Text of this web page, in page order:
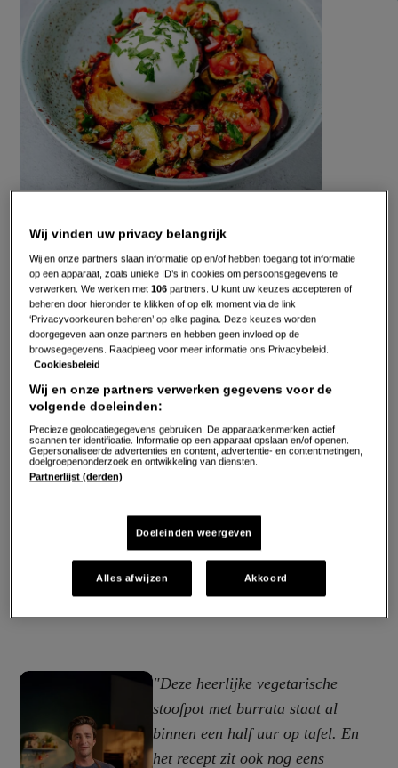
"Deze heerlijke vegetarische
stoofpot met burrata staat al
binnen een half uur op tafel. En
het recept zit ook nog eens
Wij vinden uw privacy belangrijk
Wij en onze partners slaan informatie op en/of hebben toegang tot informatie
op een apparaat, zoals unieke ID’s in cookies om persoonsgegevens te
verwerken. We werken met106 partners. U kunt uw keuzes accepteren of
beheren door hieronder te klikken of op elk moment via de link
‘Privacyvoorkeuren beheren’ op elke pagina. Deze keuzes worden
doorgegeven aan onze partners en hebben geen invloed op de
browsegegevens. Raadpleeg voor meer informatie ons Privacybeleid.
Cookiesbeleid
Wij en onze partners verwerken gegevens voor de
volgende doeleinden:
Precieze geolocatiegegevens gebruiken. De apparaatkenmerken actief
scannen ter identificatie. Informatie op een apparaat opslaan en/of openen.
Gepersonaliseerde advertenties en content, advertentie- en contentmetingen,
doelgroepenonderzoek en ontwikkeling van diensten.
Partnerlijst (derden)
Doeleinden weergeven
Alles afwijzen Akkoord